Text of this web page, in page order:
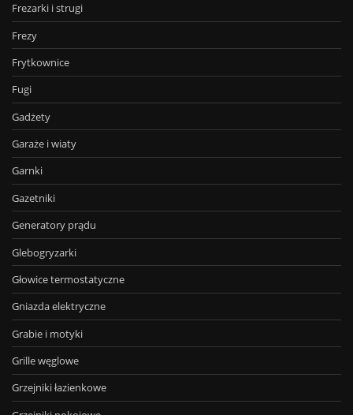
Frezarki i strugi
Frezy
Frytkownice
Fugi
Gadżety
Garaże i wiaty
Garnki
Gazetniki
Generatory prądu
Glebogryzarki
Głowice termostatyczne
Gniazda elektryczne
Grabie i motyki
Grille węglowe
Grzejniki łazienkowe